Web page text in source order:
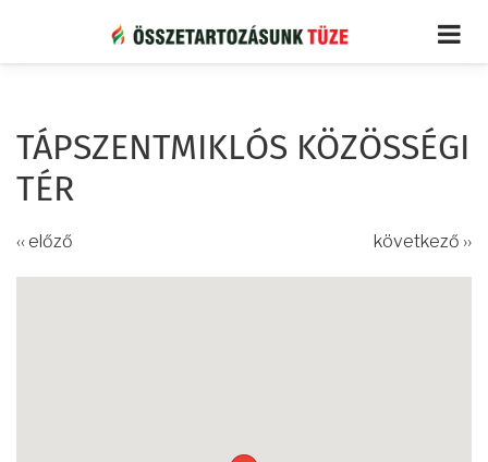
tartalomra
TÁPSZENTMIKLÓS KÖZÖSSÉGI
TÉR
‹‹ előző következő ››